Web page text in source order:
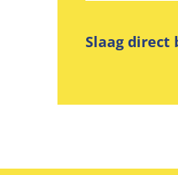
Slaag direct